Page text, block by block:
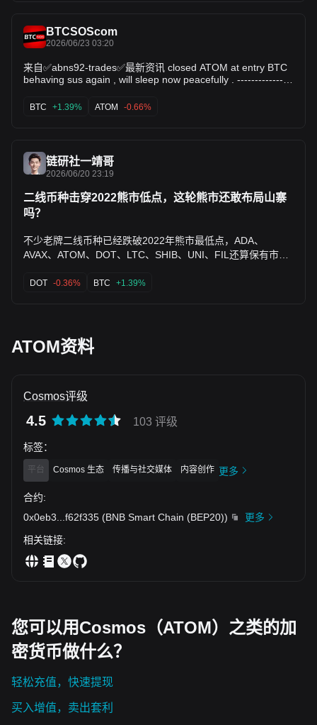
在这个位置,愿意割肉的基本割得差不多了,剩下的都是死扛的,
量能自然就上不来了。 这种缩量磨底的阶段,往往是变盘前的
蓄力期,不过方向说不准,可能是磨够了之后反弹,也可能是缩量
之后再来一波加速杀跌,把最后一批扛单的也洗出去。 离历史
最高的44跌了九成六,估值上已经很便宜了,长期角度看这个位
现在贸然进场性价比一般,不如等信号明确一点。$ATOM
BTCSOScom
2026/06/23 03:20
来自✅abns92-trades✅最新资讯 closed ATOM at entry BTC
behaving sus again , will sleep now peacefully . ----------------
睡了。 🚨信息分享，不构成任何投资建议！🚨 👉关注、评论
IPO
BTC +1.39% ATOM -0.66%
链研社一靖哥
2026/06/20 23:19
二线币种击穿2022熊市低点，这轮熊市还敢布局山寨
吗？
不少老牌二线币种已经跌破2022年熊市最低点，ADA、
AVAX、ATOM、DOT、LTC、SHIB、UNI、FIL还算保有市场
币交易波动极大、本金归零风险高，本文仅行情观点分享，不
识扎实，有真实业务支撑 ⚠️轻仓观望：ADA、DOT、AVAX、
低 实操原则：7成资金死守BTC、ETH作为底仓，二线共识山
寨总仓位严格控制在15%以内，三无空气小币种直接放弃。 行
情跌到前轮熊市低位，你会轻仓布局二线山寨，还是只持有主
DOT -0.36% BTC +1.39%
ATOM资料
Cosmos评级
4.5 103 评级
标签：
平台 Cosmos 生态 传播与社交媒体 内容创作 更多
合约:
0x0eb3
f62f335 (BNB Smart Chain (BEP20))
更多
相关链接:
您可以用Cosmos（ATOM）之类的加
密货币做什么？
轻松充值，快速提现
买入增值，卖出套利